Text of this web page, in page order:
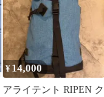
¥ 14,000
アライテント RIPEN ク